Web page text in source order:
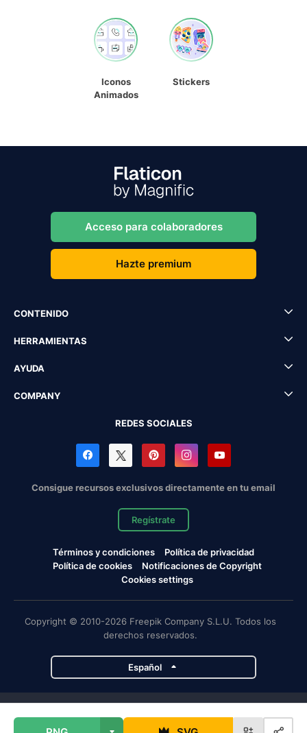
Iconos
Animados
Stickers
Acceso para colaboradores
Hazte premium
CONTENIDO
HERRAMIENTAS
AYUDA
COMPANY
REDES SOCIALES
Consigue recursos exclusivos directamente en tu email
Regístrate
Términos y condiciones
Política de privacidad
Política de cookies
Notificaciones de Copyright
Cookies settings
Copyright © 2010-2026 Freepik Company S.L.U. Todos los
derechos reservados.
Español